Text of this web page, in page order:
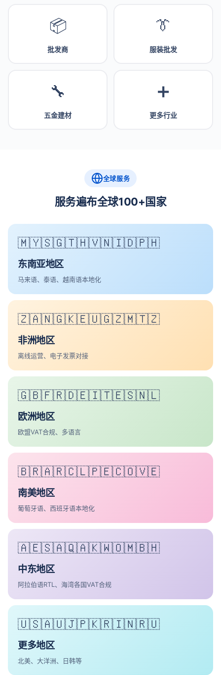
📦
批发商
👔
服装批发
🔧
五金建材
➕
更多行业
全球服务
服务遍布全球100+国家
🇲🇾🇸🇬🇹🇭🇻🇳🇮🇩🇵🇭
东南亚地区
马来语、泰语、越南语本地化
🇿🇦🇳🇬🇰🇪🇺🇬🇿🇲🇹🇿
非洲地区
离线运营、电子发票对接
🇬🇧🇫🇷🇩🇪🇮🇹🇪🇸🇳🇱
欧洲地区
欧盟VAT合规、多语言
🇧🇷🇦🇷🇨🇱🇵🇪🇨🇴🇻🇪
南美地区
葡萄牙语、西班牙语本地化
🇦🇪🇸🇦🇶🇦🇰🇼🇴🇲🇧🇭
中东地区
阿拉伯语RTL、海湾各国VAT合规
🇺🇸🇦🇺🇯🇵🇰🇷🇮🇳🇷🇺
更多地区
北美、大洋洲、日韩等